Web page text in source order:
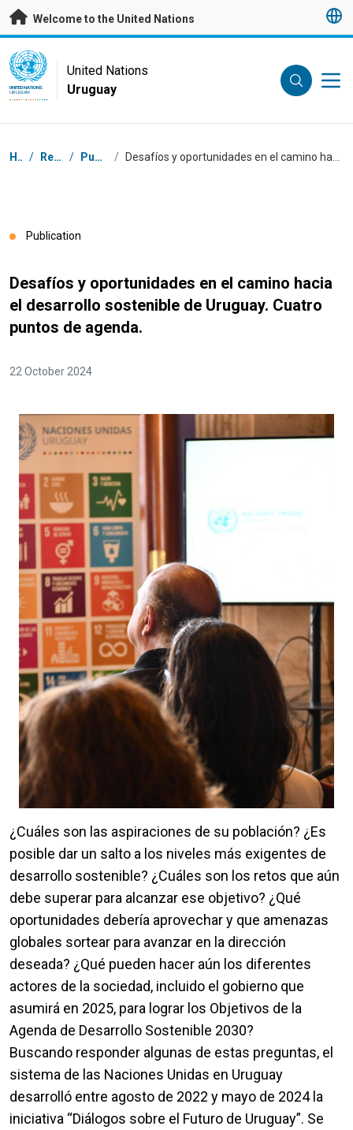
Skip to main content
Welcome to the United Nations
UN Logo
UNITED NATIONS
URUGUAY
United Nations
Uruguay
Breadcrumb
Home / Resources / Publications /
Publication
Desafíos y oportunidades en el camino hacia
el desarrollo sostenible de Uruguay. Cuatro
puntos de agenda.
22 October 2024
¿Cuáles son las aspiraciones de su población? ¿Es
posible dar un salto a los niveles más exigentes de
desarrollo sostenible? ¿Cuáles son los retos que aún
debe superar para alcanzar ese objetivo? ¿Qué
oportunidades debería aprovechar y que amenazas
globales sortear para avanzar en la dirección
deseada? ¿Qué pueden hacer aún los diferentes
actores de la sociedad, incluido el gobierno que
asumirá en 2025, para lograr los Objetivos de la
Agenda de Desarrollo Sostenible 2030?
Buscando responder algunas de estas preguntas, el
sistema de las Naciones Unidas en Uruguay
desarrolló entre agosto de 2022 y mayo de 2024 la
iniciativa “Diálogos sobre el Futuro de Uruguay”. Se